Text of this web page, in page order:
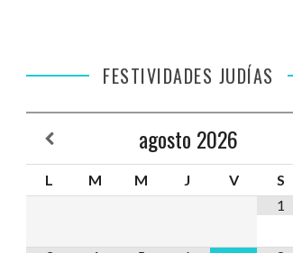
FESTIVIDADES JUDÍAS
agosto 2026
L M M J V S
1